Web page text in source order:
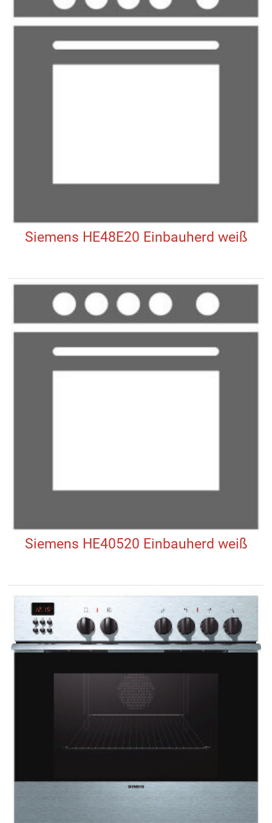
Siemens HE48E20 Einbauherd weiß
Siemens HE40520 Einbauherd weiß